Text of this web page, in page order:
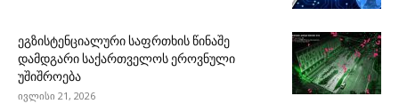
ეგზისტენციალური საფრთხის წინაშე
დამდგარი საქართველოს ეროვნული
უშიშროება
ივლისი 21, 2026